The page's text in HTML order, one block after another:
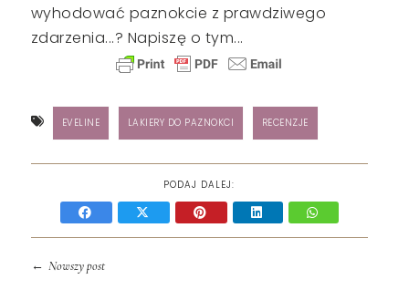
wyhodować paznokcie z prawdziwego
zdarzenia...? Napiszę o tym...
EVELINE LAKIERY DO PAZNOKCI RECENZJE
PODAJ DALEJ:
← Nowszy post